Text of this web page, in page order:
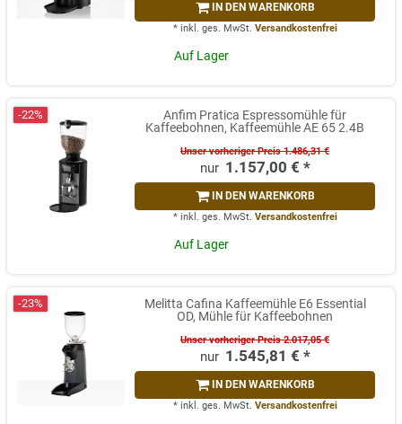
IN DEN WARENKORB
* inkl. ges. MwSt. Versandkostenfrei
Auf Lager
-22%
Anfim Pratica Espressomühle für
Kaffeebohnen, Kaffeemühle AE 65 2.4B
Unser vorheriger Preis 1.486,31 €
1.157,00 € *
IN DEN WARENKORB
* inkl. ges. MwSt. Versandkostenfrei
Auf Lager
-23%
Melitta Cafina Kaffeemühle E6 Essential
OD, Mühle für Kaffeebohnen
Unser vorheriger Preis 2.017,05 €
1.545,81 € *
IN DEN WARENKORB
* inkl. ges. MwSt. Versandkostenfrei